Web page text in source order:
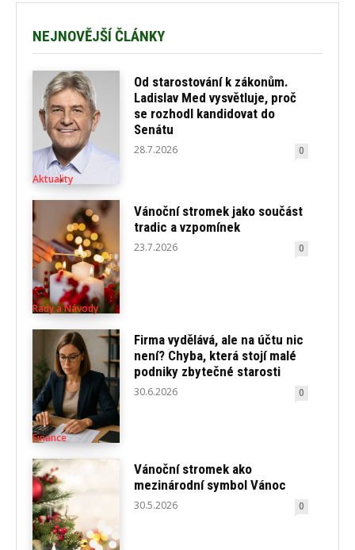
NEJNOVĚJŠÍ ČLÁNKY
Aktuality
Od starostování k zákonům.
Ladislav Med vysvětluje, proč
se rozhodl kandidovat do
Senátu
28.7.2026 0
Rady a Návody
Vánoční stromek jako součást
tradic a vzpomínek
23.7.2026 0
Finance
Firma vydělává, ale na účtu nic
není? Chyba, která stojí malé
podniky zbytečné starosti
30.6.2026 0
Vánoční stromek ako
mezinárodní symbol Vánoc
30.5.2026 0